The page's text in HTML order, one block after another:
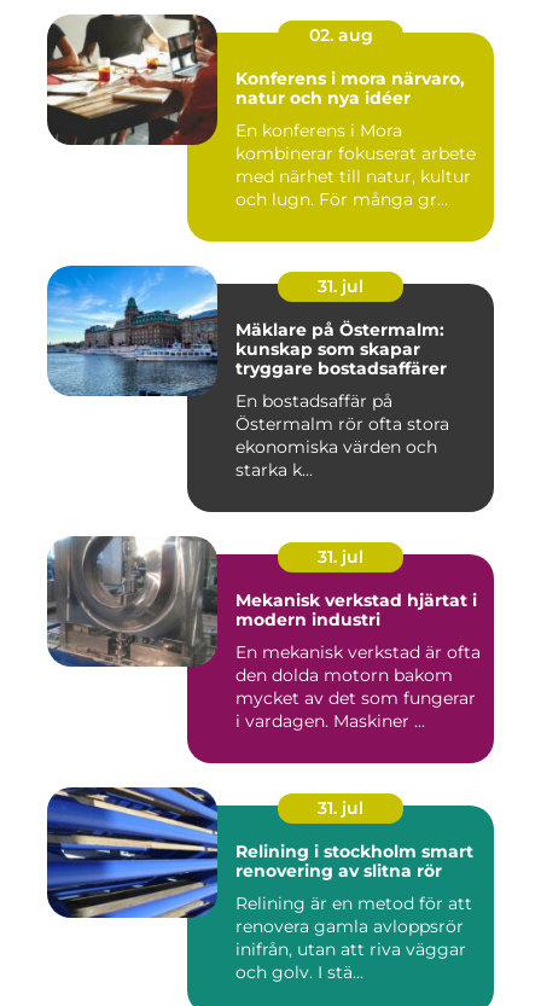
02. aug
Konferens i mora närvaro,
natur och nya idéer
En konferens i Mora
kombinerar fokuserat arbete
med närhet till natur, kultur
och lugn. För många gr...
31. jul
Mäklare på Östermalm:
kunskap som skapar
tryggare bostadsaffärer
En bostadsaffär på
Östermalm rör ofta stora
ekonomiska värden och
starka k...
31. jul
Mekanisk verkstad hjärtat i
modern industri
En mekanisk verkstad är ofta
den dolda motorn bakom
mycket av det som fungerar
i vardagen. Maskiner ...
31. jul
Relining i stockholm smart
renovering av slitna rör
Relining är en metod för att
renovera gamla avloppsrör
inifrån, utan att riva väggar
och golv. I stä...